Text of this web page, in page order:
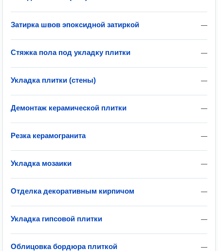
—
Затирка швов эпоксидной затиркой
—
Стяжка пола под укладку плитки
—
Укладка плитки (стены)
—
Демонтаж керамической плитки
—
Резка керамогранита
—
Укладка мозаики
—
Отделка декоративным кирпичом
—
Укладка гипсовой плитки
—
Облицовка бордюра плиткой